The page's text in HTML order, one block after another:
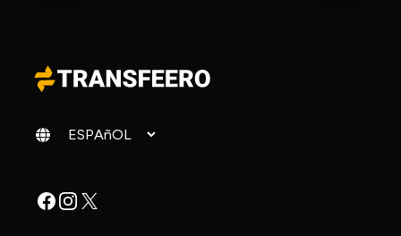
Cambiar idioma
Facebook
Instagram
X